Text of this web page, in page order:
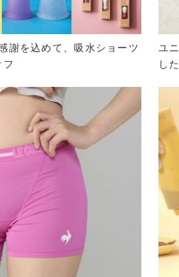
謝を込めて、吸水ショーツ
フ
ユ
し